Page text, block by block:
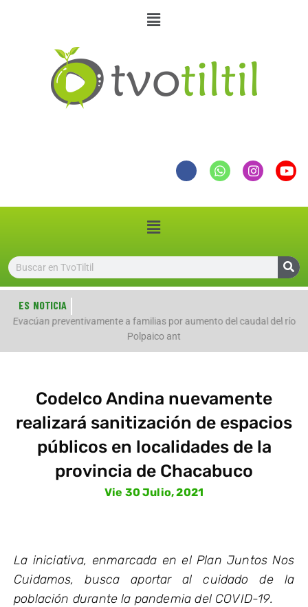
ES NOTICIA
Evacúan preventivamente a familias por aumento del caudal del río
Polpaico ant
Codelco Andina nuevamente
realizará sanitización de espacios
públicos en localidades de la
provincia de Chacabuco
Vie 30 Julio, 2021
La iniciativa, enmarcada en el Plan Juntos Nos
Cuidamos, busca aportar al cuidado de la
población durante la pandemia del COVID-19.